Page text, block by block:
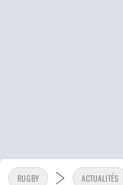
RUGBY ACTUALITÉS